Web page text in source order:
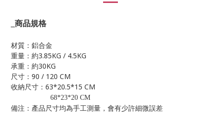
商品規格
材質：鋁合金
重量：約3.85KG / 4.5KG
承重：約30KG
尺寸： 90 / 120 CM
收納尺寸： 63*20.5*15 CM
68*23*20 CM
備注：產品尺寸均為手工測量，會有少許細微誤差